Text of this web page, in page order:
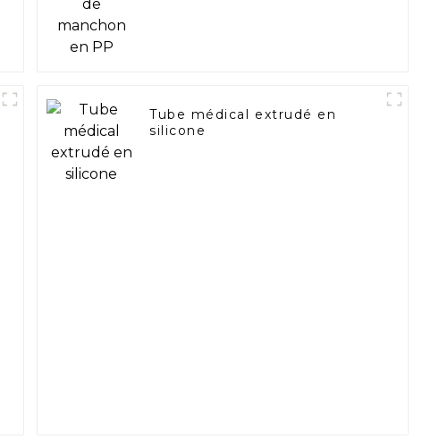
Tube médical extrudé en
silicone